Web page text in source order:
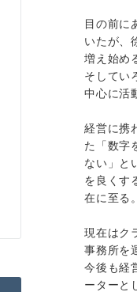
目の前に
いたが、
増え始め
そしてい
中心に活
経営に携
た「数字
ない」と
を良くす
在に至る。
現在はク
事務所を
今後も経
ーターと